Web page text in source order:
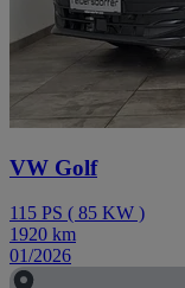
VW Golf
115 PS ( 85 KW )
1920 km
01/2026